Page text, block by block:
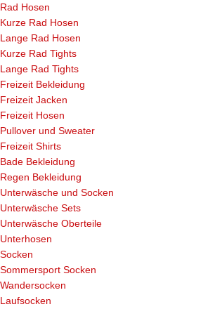
Rad Hosen
Kurze Rad Hosen
Lange Rad Hosen
Kurze Rad Tights
Lange Rad Tights
Freizeit Bekleidung
Freizeit Jacken
Freizeit Hosen
Pullover und Sweater
Freizeit Shirts
Bade Bekleidung
Regen Bekleidung
Unterwäsche und Socken
Unterwäsche Sets
Unterwäsche Oberteile
Unterhosen
Socken
Sommersport Socken
Wandersocken
Laufsocken